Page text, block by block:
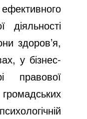
діяльності
здоров’я,
у бізнес-
правової